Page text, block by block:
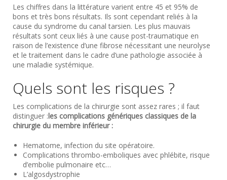
Les chiffres dans la littérature varient entre 45 et 95% de
bons et très bons résultats. Ils sont cependant reliés à la
cause du syndrome du canal tarsien. Les plus mauvais
résultats sont ceux liés à une cause post-traumatique en
raison de l’existence d’une fibrose nécessitant une neurolyse
et le traitement dans le cadre d’une pathologie associée à
une maladie systémique.
Quels sont les risques ?
Les complications de la chirurgie sont assez rares ; il faut
distinguer :les complications génériques classiques de la
chirurgie du membre inférieur :
Hematome, infection du site opératoire.
Complications thrombo-emboliques avec phlébite, risque
d’embolie pulmonaire etc…
L’algosdystrophie